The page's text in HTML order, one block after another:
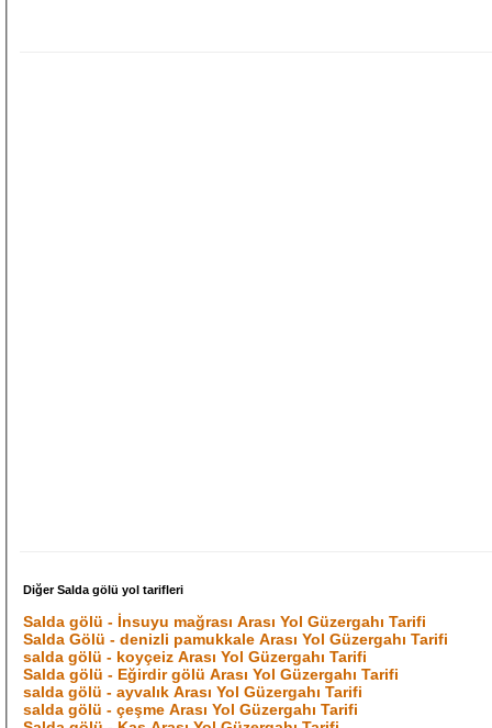
Diğer Salda gölü yol tarifleri
Salda gölü - İnsuyu mağrası Arası Yol Güzergahı Tarifi
Salda Gölü - denizli pamukkale Arası Yol Güzergahı Tarifi
salda gölü - koyçeiz Arası Yol Güzergahı Tarifi
Salda gölü - Eğirdir gölü Arası Yol Güzergahı Tarifi
salda gölü - ayvalık Arası Yol Güzergahı Tarifi
salda gölü - çeşme Arası Yol Güzergahı Tarifi